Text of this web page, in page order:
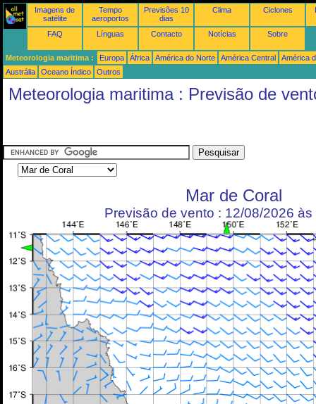
Imagens de
satélite
Tempo
aeroportos
Previsões 10
dias
Clima Ciclones
FAQ Línguas Contacto Notícias Sobre
Meteorologia maritima : Europa África América do Norte América Central
América
Austrália
Oceano Índico Outros
Meteorologia maritima : Previsão de
Mar de Coral
Previsão de vento : 12/08/2026 às